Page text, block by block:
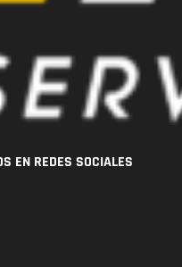
EN REDES SOCIALES